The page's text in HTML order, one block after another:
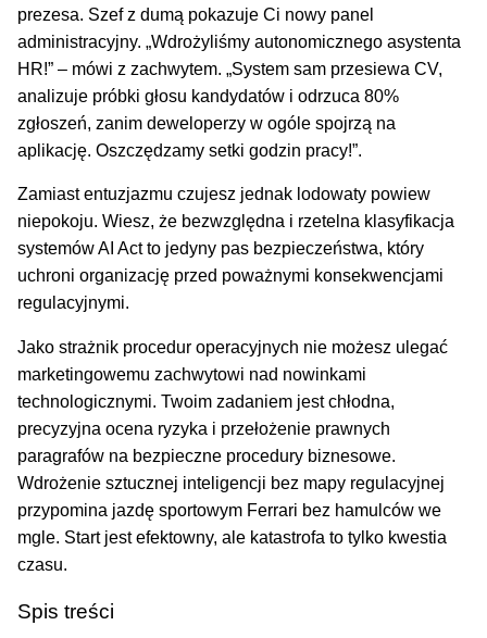
prezesa. Szef z dumą pokazuje Ci nowy panel
administracyjny. „Wdrożyliśmy autonomicznego asystenta
HR!” – mówi z zachwytem. „System sam przesiewa CV,
analizuje próbki głosu kandydatów i odrzuca 80%
zgłoszeń, zanim deweloperzy w ogóle spojrzą na
aplikację. Oszczędzamy setki godzin pracy!”.
Zamiast entuzjazmu czujesz jednak lodowaty powiew
niepokoju. Wiesz, że bezwzględna i rzetelna klasyfikacja
systemów AI Act to jedyny pas bezpieczeństwa, który
uchroni organizację przed poważnymi konsekwencjami
regulacyjnymi.
Jako strażnik procedur operacyjnych nie możesz ulegać
marketingowemu zachwytowi nad nowinkami
technologicznymi. Twoim zadaniem jest chłodna,
precyzyjna ocena ryzyka i przełożenie prawnych
paragrafów na bezpieczne procedury biznesowe.
Wdrożenie sztucznej inteligencji bez mapy regulacyjnej
przypomina jazdę sportowym Ferrari bez hamulców we
mgle. Start jest efektowny, ale katastrofa to tylko kwestia
czasu.
Spis treści